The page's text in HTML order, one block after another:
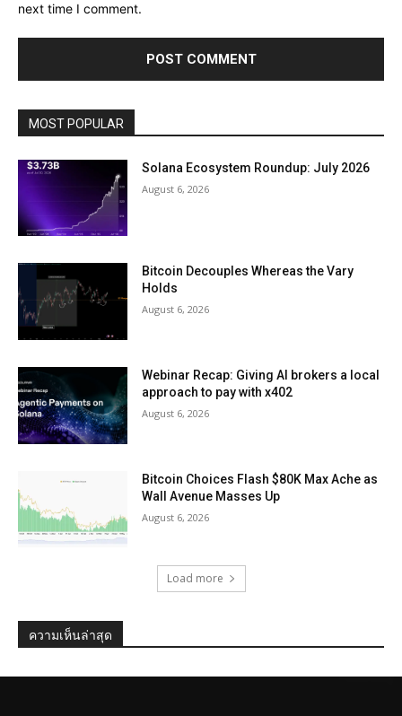
next time I comment.
MOST POPULAR
Solana Ecosystem Roundup: July 2026
August 6, 2026
Bitcoin Decouples Whereas the Vary
Holds
August 6, 2026
Webinar Recap: Giving AI brokers a local
approach to pay with x402
August 6, 2026
Bitcoin Choices Flash $80K Max Ache as
Wall Avenue Masses Up
August 6, 2026
Load more
ความเห็นล่าสุด